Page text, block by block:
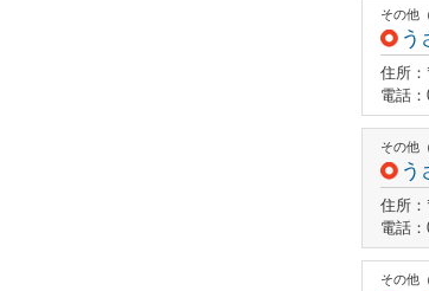
その他
う
住所
電話
その他
う
住所
電話
その他